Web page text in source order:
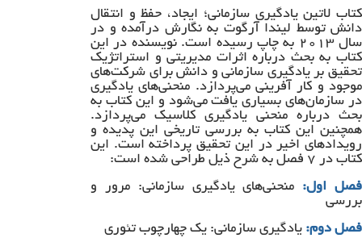
کتاب لاتین یادگیری سازمانی؛ ایجاد، حفظ و انتقال
دانش توسط لیندا آرگوت به نگارش درآمده و در
سال ۲۰۱۳ به چاپ رسیده است. نویسنده در این
کتاب به بحث درباره اثرات مدیریتی و استراتژیک
تحقیق بر یادگیری سازمانی و دانش برای شرکت‌های
موجود و کار آفرینی می‌پردازد. منحنی‌های یادگیری
در سازمان‌های بسیاری یافت می‌شود و این کتاب به
بحث درباره منحنی یادگیری کلاسیک می‌پردازد.
همچنین این کتاب به بررسی تاریخی این پدیده و
رویدادهای اخیر در این تحقیق پرداخته است. این
کتاب در ۷ فصل به شرح ذیل طراحی شده است:
فصل اول: منحنی‌های یادگیری سازمانی: مرور و
بررسی
فصل دوم: یادگیری سازمانی: یک چهارچوب تئوری